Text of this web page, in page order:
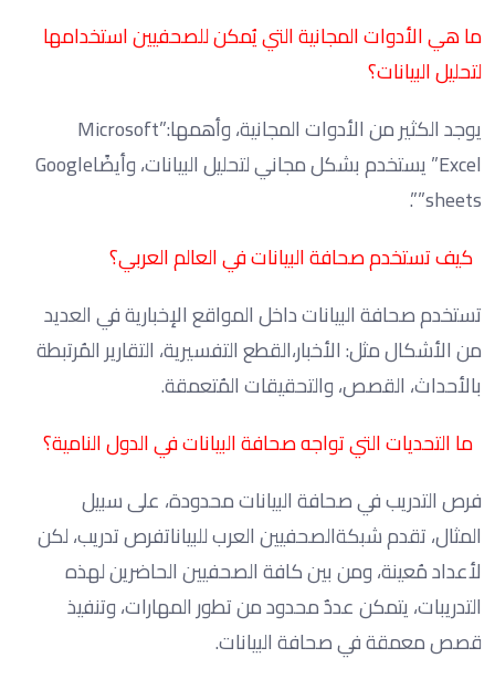
ما هي الأدوات المجانية التي يُمكن للصحفيين استخدامها
لتحليل البيانات؟
يوجد الكثير من الأدوات المجانية، وأهمها:”Microsoft
Excel” يستخدم بشكل مجاني لتحليل البيانات، وأيضًاGoogle
sheets””.
كيف تستخدم صحافة البيانات في العالم العربي؟
تستخدم صحافة البيانات داخل المواقع الإخبارية في العديد
من الأشكال مثل: الأخبار،القطع التفسيرية، التقارير المُرتبطة
بالأحداث، القصص، والتحقيقات المُتعمقة.
ما التحديات التي تواجه صحافة البيانات في الدول النامية؟
فرص التدريب في صحافة البيانات محدودة، على سبيل
المثال، تقدم شبكةالصحفيين العرب للبياناتفرص تدريب، لكن
لأعداد مُعينة، ومن بين كافة الصحفيين الحاضرين لهذه
التدريبات، يتمكن عددٌ محدود من تطور المهارات، وتنفيذ
قصص معمقة في صحافة البيانات.